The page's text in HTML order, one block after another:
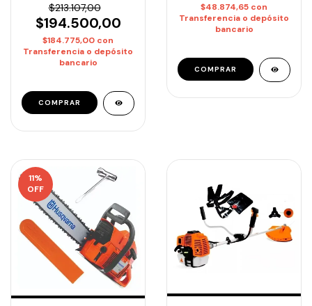
$213.107,00
$194.500,00
$184.775,00 con
Transferencia o depósito
bancario
$48.874,65 con
Transferencia o depósito
bancario
11%
OFF